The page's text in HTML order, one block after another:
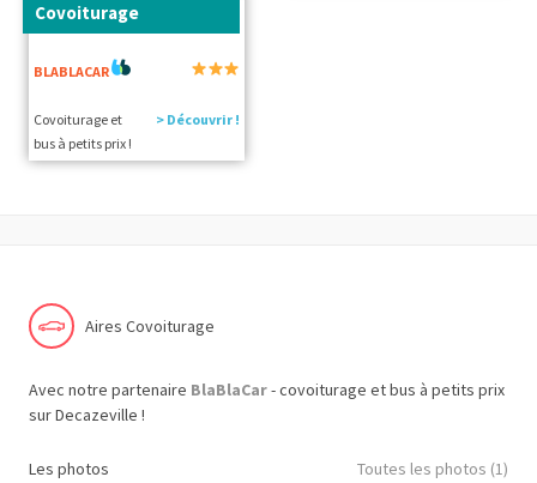
Covoiturage
BLABLACAR
Covoiturage et
bus à petits prix !
> Découvrir !
Aires Covoiturage
Avec notre partenaire BlaBlaCar- covoiturage et bus à petits prix
sur Decazeville !
Les photos Toutes les photos (1)